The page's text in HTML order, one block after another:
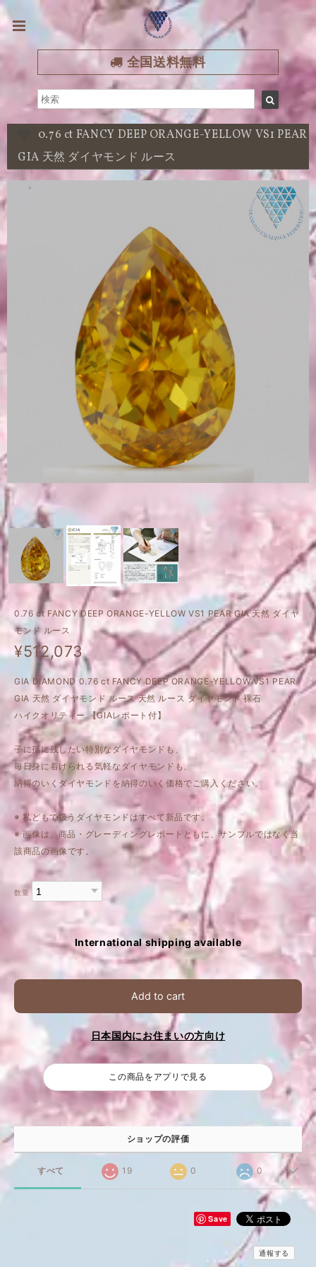
全国送料無料
0.76 ct FANCY DEEP ORANGE-YELLOW VS1 PEAR
GIA 天然 ダイヤモンド ルース
0.76 ct FANCY DEEP ORANGE-YELLOW VS1 PEAR GIA 天然 ダイヤ
モンド ルース
¥512,073
GIA DIAMOND 0.76 ct FANCY DEEP ORANGE-YELLOW VS1 PEAR
GIA 天然 ダイヤモンド ルース 天然 ルース ダイヤモンド 裸石
ハイクオリティー 【GIAレポート付】
子に孫に残したい特別なダイヤモンドも、
毎日身に着けられる気軽なダイヤモンドも、
納得のいくダイヤモンドを納得のいく価格でご購入ください。
※ 私どもで扱うダイヤモンドはすべて新品です。
※ 画像は、商品・グレーディングレポートともに、サンプルではなく当
該商品の画像です。
数量
International shipping available
Add to cart
日本国内にお住まいの方向け
この商品をアプリで見る
ショップの評価
すべて 19 0 0
Save
通報する